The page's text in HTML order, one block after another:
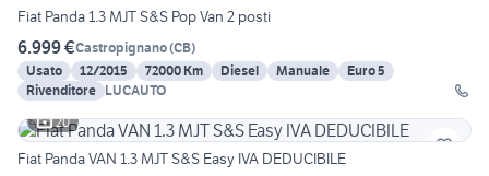
Fiat Panda 1.3 MJT S&S Pop Van 2 posti
6.999 €Castropignano(CB)
Usato
12/2015 72000 Km Diesel Manuale
Euro 5
Rivenditore LUCAUTO
20
Fiat Panda VAN 1.3 MJT S&S Easy IVA DEDUCIBILE